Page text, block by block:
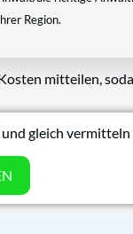
Region.
mitteilen,
gleich vermitteln